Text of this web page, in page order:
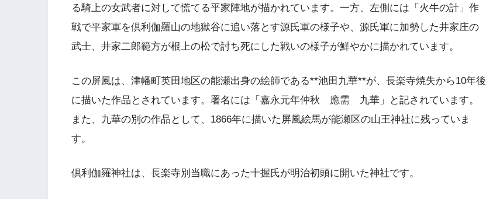
る騎上の女武者に対して慌てる平家陣地が描かれています。一方、左側には「火牛の計」作
戦で平家軍を倶利伽羅山の地獄谷に追い落とす源氏軍の様子や、源氏軍に加勢した井家庄の
武士、井家二郎範方が根上の松で討ち死にした戦いの様子が鮮やかに描かれています。
この屏風は、津幡町英田地区の能瀬出身の絵師である**池田九華**が、長楽寺焼失から10年後
に描いた作品とされています。署名には「嘉永元年仲秋 應需 九華」と記されています。
また、九華の別の作品として、1866年に描いた屏風絵馬が能瀬区の山王神社に残っていま
す。
倶利伽羅神社は、長楽寺別当職にあった十握氏が明治初頭に開いた神社です。